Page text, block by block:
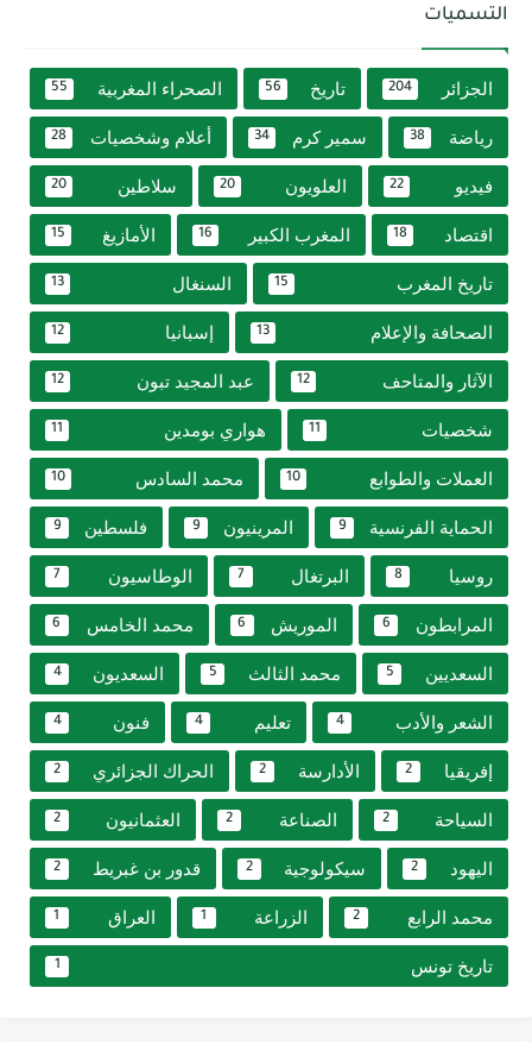
التسميات
الجزائر 204 تاريخ 56 الصحراء المغربية 55
رياضة 38 سمير كرم 34 أعلام وشخصيات 28
فيديو 22 العلويون 20 سلاطين 20
اقتصاد 18 المغرب الكبير 16 الأمازيغ 15
تاريخ المغرب 15 السنغال 13
الصحافة والإعلام 13 إسبانيا 12
الآثار والمتاحف 12 عبد المجيد تبون 12
شخصيات 11 هواري بومدين 11
العملات والطوابع 10 محمد السادس 10
الحماية الفرنسية 9 المرينيون 9 فلسطين 9
روسيا 8 البرتغال 7 الوطاسيون 7
المرابطون 6 الموريش 6 محمد الخامس 6
السعديين 5 محمد الثالث 5 السعديون 4
الشعر والأدب 4 تعليم 4 فنون 4
إفريقيا 2 الأدارسة 2 الحراك الجزائري 2
السياحة 2 الصناعة 2 العثمانيون 2
اليهود 2 سيكولوجية 2 قدور بن غبريط 2
محمد الرابع 2 الزراعة 1 العراق 1
تاريخ تونس 1